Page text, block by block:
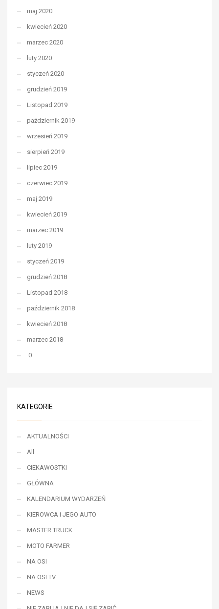
maj 2020
kwiecień 2020
marzec 2020
luty 2020
styczeń 2020
grudzień 2019
Listopad 2019
październik 2019
wrzesień 2019
sierpień 2019
lipiec 2019
czerwiec 2019
maj 2019
kwiecień 2019
marzec 2019
luty 2019
styczeń 2019
grudzień 2018
Listopad 2018
październik 2018
kwiecień 2018
marzec 2018
0
KATEGORIE
AKTUALNOŚCI
All
CIEKAWOSTKI
GŁÓWNA
KALENDARIUM WYDARZEŃ
KIEROWCA i JEGO AUTO
MASTER TRUCK
MOTO FARMER
NA OSI
NA OSI TV
NEWS